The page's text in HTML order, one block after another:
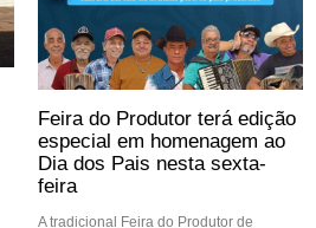
Feira do Produtor terá edição
especial em homenagem ao
Dia dos Pais nesta sexta-
feira
A tradicional Feira do Produtor de